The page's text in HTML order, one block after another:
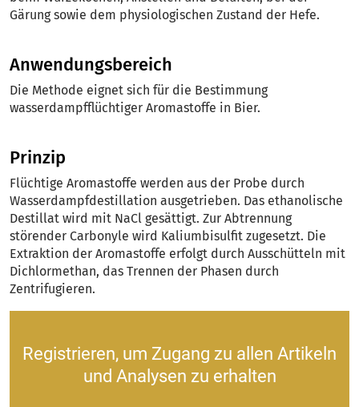
Gärung sowie dem physiologischen Zustand der Hefe.
Anwendungsbereich
Die Methode eignet sich für die Bestimmung
wasserdampfflüchtiger Aromastoffe in Bier.
Prinzip
Flüchtige Aromastoffe werden aus der Probe durch
Wasserdampfdestillation ausgetrieben. Das ethanolische
Destillat wird mit NaCl gesättigt. Zur Abtrennung
störender Carbonyle wird Kaliumbisulfit zugesetzt. Die
Extraktion der Aromastoffe erfolgt durch Ausschütteln mit
Dichlormethan, das Trennen der Phasen durch
Zentrifugieren.
Registrieren, um Zugang zu allen Artikeln
und Analysen zu erhalten